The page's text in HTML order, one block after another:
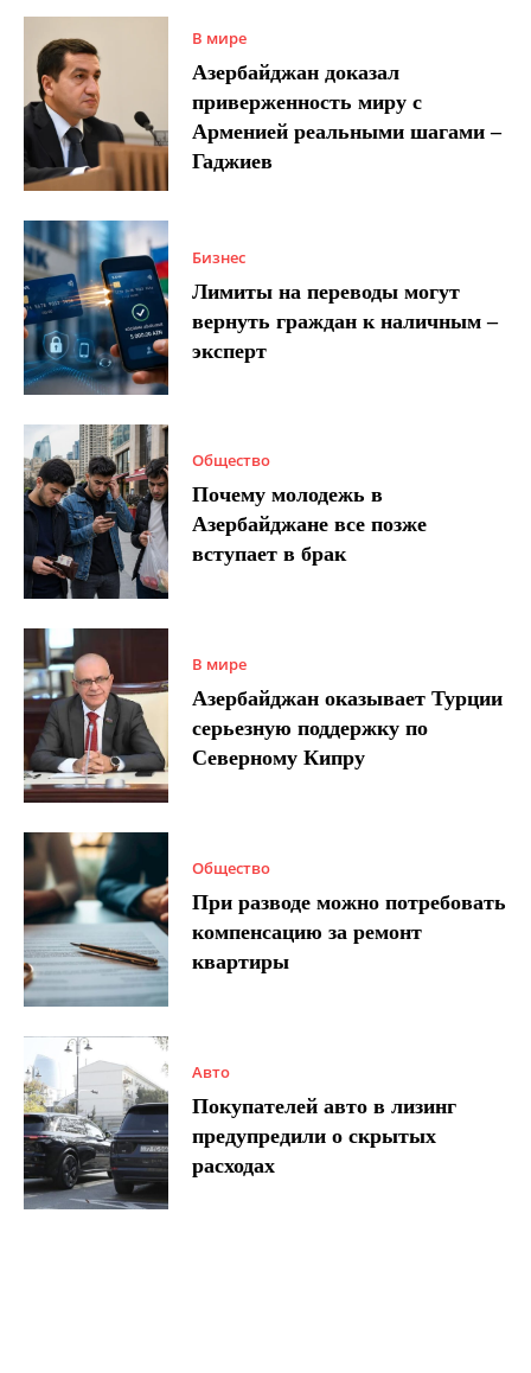
В мире
Азербайджан доказал
приверженность миру с
Арменией реальными шагами –
Гаджиев
Бизнес
Лимиты на переводы могут
вернуть граждан к наличным –
эксперт
Общество
Почему молодежь в
Азербайджане все позже
вступает в брак
В мире
Азербайджан оказывает Турции
серьезную поддержку по
Северному Кипру
Общество
При разводе можно потребовать
компенсацию за ремонт
квартиры
Авто
Покупателей авто в лизинг
предупредили о скрытых
расходах